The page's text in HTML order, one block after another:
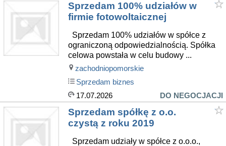
Sprzedam 100% udziałów w
firmie fotowoltaicznej
Sprzedam 100% udziałów w spółce z
ograniczoną odpowiedzialnością. Spółka
celowa powstała w celu budowy ...
zachodniopomorskie
Sprzedam biznes
17.07.2026
DO NEGOCJACJI
Sprzedam spółkę z o.o.
czystą z roku 2019
Sprzedam udziały w spółce z o.o.o.,